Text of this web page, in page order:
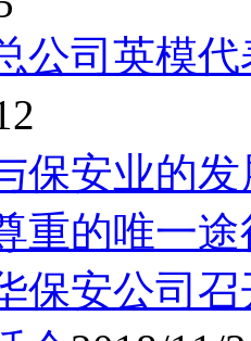
公司英模
保安业的发
重的唯一
保安公司